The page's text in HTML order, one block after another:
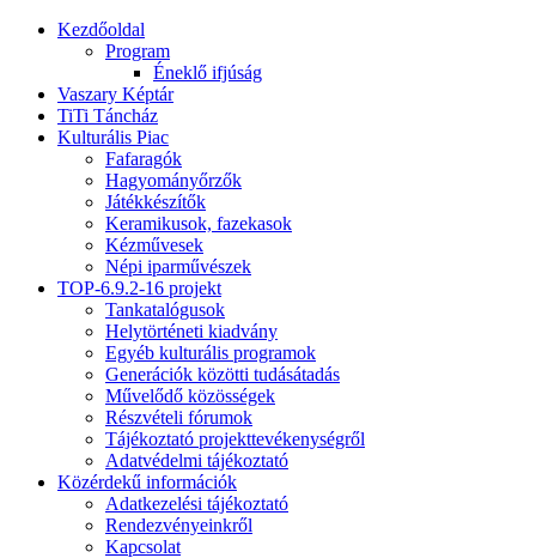
Kezdőoldal
Program
Éneklő ifjúság
Vaszary Képtár
TiTi Táncház
Kulturális Piac
Fafaragók
Hagyományőrzők
Játékkészítők
Keramikusok, fazekasok
Kézművesek
Népi iparművészek
TOP-6.9.2-16 projekt
Tankatalógusok
Helytörténeti kiadvány
Egyéb kulturális programok
Generációk közötti tudásátadás
Művelődő közösségek
Részvételi fórumok
Tájékoztató projekttevékenységről
Adatvédelmi tájékoztató
Közérdekű információk
Adatkezelési tájékoztató
Rendezvényeinkről
Kapcsolat